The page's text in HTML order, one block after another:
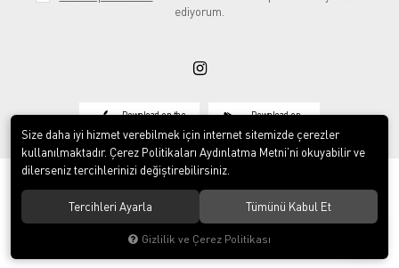
ediyorum.
Download on the Download on
© 2020Vosse Tekstil San ve Tic Ltd Şti . Tüm hakları saklıdır.
Size daha iyi hizmet verebilmek için internet sitemizde çerezler
kullanılmaktadır. Çerez Politikaları Aydınlatma Metni’ni okuyabilir ve
dilerseniz tercihlerinizi değiştirebilirsiniz.
Tercihleri Ayarla Tümünü Kabul Et
Gizlilik ve Çerez Politikası